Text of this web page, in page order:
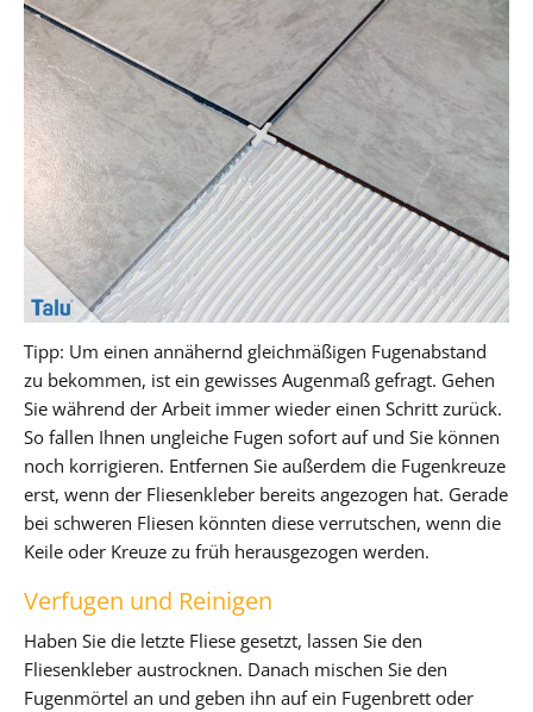
Tipp: Um einen annähernd gleichmäßigen Fugenabstand
zu bekommen, ist ein gewisses Augenmaß gefragt. Gehen
Sie während der Arbeit immer wieder einen Schritt zurück.
So fallen Ihnen ungleiche Fugen sofort auf und Sie können
noch korrigieren. Entfernen Sie außerdem die Fugenkreuze
erst, wenn der Fliesenkleber bereits angezogen hat. Gerade
bei schweren Fliesen könnten diese verrutschen, wenn die
Keile oder Kreuze zu früh herausgezogen werden.
Verfugen und Reinigen
Haben Sie die letzte Fliese gesetzt, lassen Sie den
Fliesenkleber austrocknen. Danach mischen Sie den
Fugenmörtel an und geben ihn auf ein Fugenbrett oder